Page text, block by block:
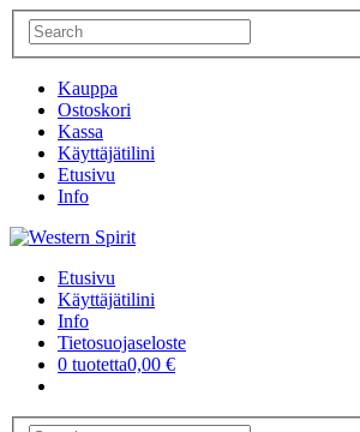
Kauppa
Ostoskori
Kassa
Käyttäjätilini
Etusivu
Info
Etusivu
Käyttäjätilini
Info
Tietosuojaseloste
0 tuotetta0,00 €